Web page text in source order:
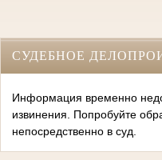
СУДЕБНОЕ
Информация временно
извинения. Попробуйте
непосредственно в суд.